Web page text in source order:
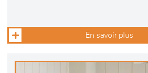
En savoir plus